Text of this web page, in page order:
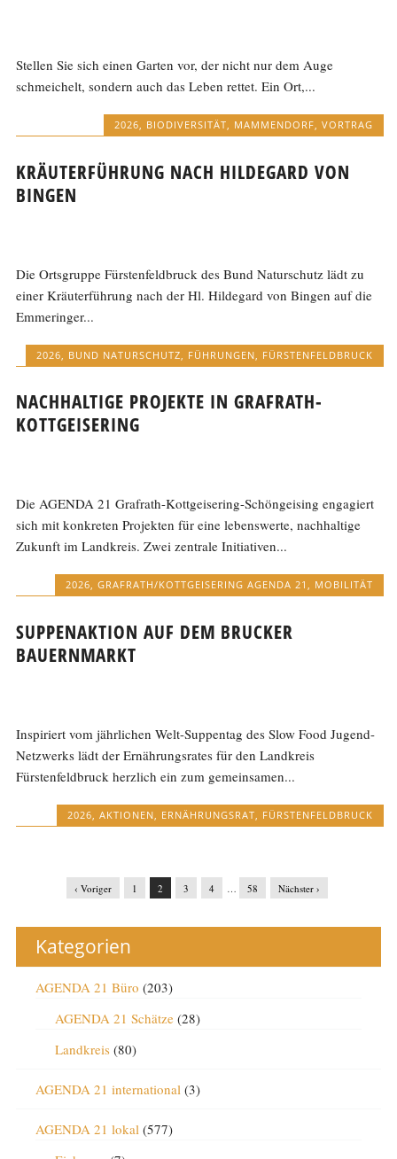
Stellen Sie sich einen Garten vor, der nicht nur dem Auge
schmeichelt, sondern auch das Leben rettet. Ein Ort,...
2026, BIODIVERSITÄT, MAMMENDORF, VORTRAG
KRÄUTERFÜHRUNG NACH HILDEGARD VON
BINGEN
Die Ortsgruppe Fürstenfeldbruck des Bund Naturschutz lädt zu
einer Kräuterführung nach der Hl. Hildegard von Bingen auf die
Emmeringer...
2026 BUND NATURSCHUTZ FÜHRUNGEN FÜRSTENFELDBRUCK
NACHHALTIGE PROJEKTE IN GRAFRATH-
KOTTGEISERING
Die AGENDA 21 Grafrath-Kottgeisering-Schöngeising engagiert
sich mit konkreten Projekten für eine lebenswerte, nachhaltige
Zukunft im Landkreis. Zwei zentrale Initiativen...
2026, GRAFRATH/KOTTGEISERING AGENDA 21 , MOBILITÄT
SUPPENAKTION AUF DEM BRUCKER
BAUERNMARKT
Inspiriert vom jährlichen Welt-Suppentag des Slow Food Jugend-
Netzwerks lädt der Ernährungsrates für den Landkreis
Fürstenfeldbruck herzlich ein zum gemeinsamen...
2026 AKTIONEN ERNÄHRUNGSRAT FÜRSTENFELDBRUCK
‹ Voriger 1 2 3 4 … 58 Nächster ›
Kategorien
AGENDA 21 Büro (203)
AGENDA 21 Schätze(28)
Landkreis(80)
AGENDA 21 international(3)
AGENDA 21 lokal(577)